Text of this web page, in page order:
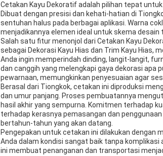
Cetakan Kayu Dekoratif adalah pilihan tepat
Dibuat dengan presisi dan kehati-hatian di
sentuhan halus pada berbagai aplikasi. Warna
menjadikannya elemen ideal untuk skema desain
Salah satu fitur menonjol dari Cetakan Kayu
sebagai Dekorasi Kayu Hias dan Trim Kayu Hias,
Anda ingin memperindah dinding, langit-langit,
dan canggih yang melengkapi gaya dekorasi apa
pewarnaan, memungkinkan penyesuaian agar
Berasal dari Tiongkok, cetakan ini diproduksi
dan umur panjang. Proses pembuatannya
hasil akhir yang sempurna. Komitmen terhadap
terhadap kerasnya pemasangan dan
bertahun-tahun yang akan datang.
Pengepakan untuk cetakan ini dilakukan
Anda dalam kondisi sangat baik tanpa
ini membuat penanganan dan transportasi